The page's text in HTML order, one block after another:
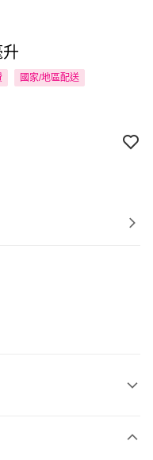
國家/地區配送